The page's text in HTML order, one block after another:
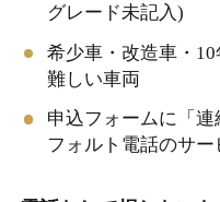
グレード未記入)
希少車・改造車・
難しい車両
申込フォームに「
フォルト電話のサー